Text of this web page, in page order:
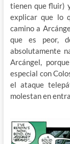
tienen que fluir)
explicar que lo
camino a
que es peor,
absolutamente
Arcángel,
especial con
el ataque
molestan en